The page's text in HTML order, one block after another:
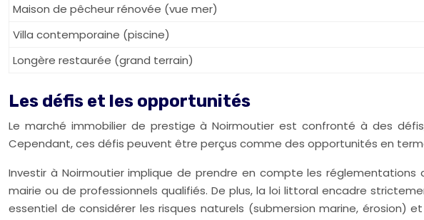
Maison de pêcheur rénovée (vue mer)
Villa contemporaine (piscine)
Longère restaurée (grand terrain)
Les défis et les opportunités
Le marché immobilier de prestige à Noirmoutier est confronté à des
Cependant, ces défis peuvent être perçus comme des opportunités en
Investir à Noirmoutier implique de prendre en compte les réglementations
mairie ou de professionnels qualifiés. De plus, la loi littoral encadre
essentiel de considérer les risques naturels (submersion marine, érosion)